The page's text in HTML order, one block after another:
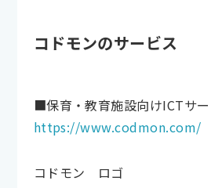
コドモンのサービス
■保育・教育施設向けICTサ
https://www.codmon.com/
コドモン ロゴ